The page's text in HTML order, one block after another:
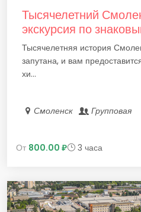
Тысячелетний
экскурсия по
Тысячелетняя история
запутана, и вам
хи...
Смоленск Групповая
От 800.00 ₽ 3 часа